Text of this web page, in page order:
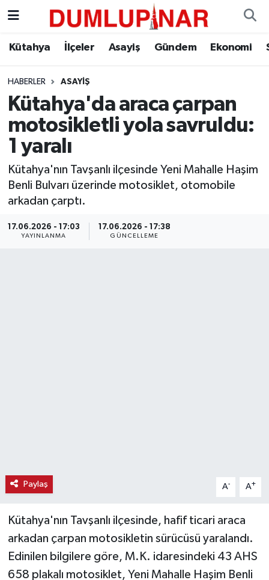
Kütahya İlçeler Asayiş Gündem Ekonomi
HABERLER ASAYIŞ
Kütahya'da araca çarpan
motosikletli yola savruldu:
1 yaralı
Kütahya'nın Tavşanlı ilçesinde Yeni Mahalle Haşim
Benli Bulvarı üzerinde motosiklet, otomobile
arkadan çarptı.
17.06.2026 - 17:03
YAYINLANMA
17.06.2026 - 17:38
GÜNCELLEME
Paylaş A- A+
Kütahya'nın Tavşanlı ilçesinde, hafif ticari araca
arkadan çarpan motosikletin sürücüsü yaralandı.
Edinilen bilgilere göre, M.K. idaresindeki 43 AHS
658 plakalı motosiklet, Yeni Mahalle Haşim Benli
Asayiş
Diğer
Dünya
Eğitim
Ekonomi
Eleman
Emlak
Seri İlan
Spor
Kütahya Hava Durumu
Kütahya Trafik Yoğunluk Haritası
Süper Lig Puan Durumu ve Fikstür
Tüm Manşetler
Son Dakika Haberleri
Haber Arşivi